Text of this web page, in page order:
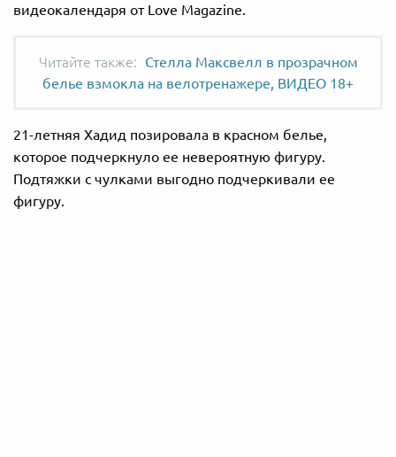
видеокалендаря от Love Magazine.
Стелла Максвелл в прозрачном
белье взмокла на велотренажере, ВИДЕО 18+
21-летняя Хадид позировала в красном белье,
которое подчеркнуло ее невероятную фигуру.
Подтяжки с чулками выгодно подчеркивали ее
фигуру.